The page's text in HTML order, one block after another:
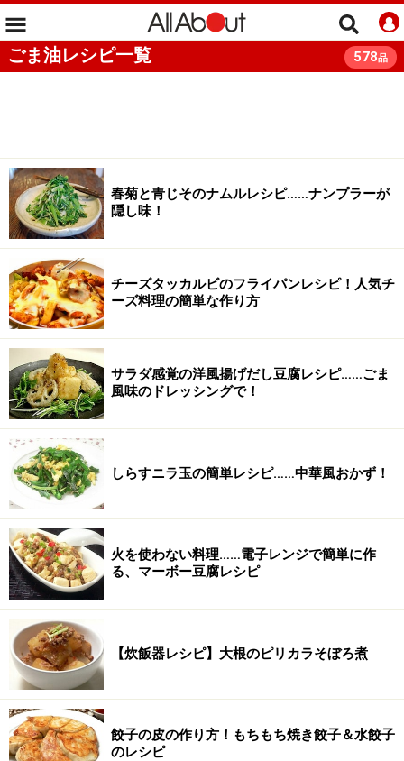
ごま油レシピ一覧 578品
春菊と青じそのナムルレシピ……ナンプラーが
隠し味！
チーズタッカルビのフライパンレシピ！人気チ
ーズ料理の簡単な作り方
サラダ感覚の洋風揚げだし豆腐レシピ……ごま
風味のドレッシングで！
しらすニラ玉の簡単レシピ……中華風おかず！
火を使わない料理……電子レンジで簡単に作
る、マーボー豆腐レシピ
【炊飯器レシピ】大根のピリカラそぼろ煮
餃子の皮の作り方！もちもち焼き餃子＆水餃子
のレシピ